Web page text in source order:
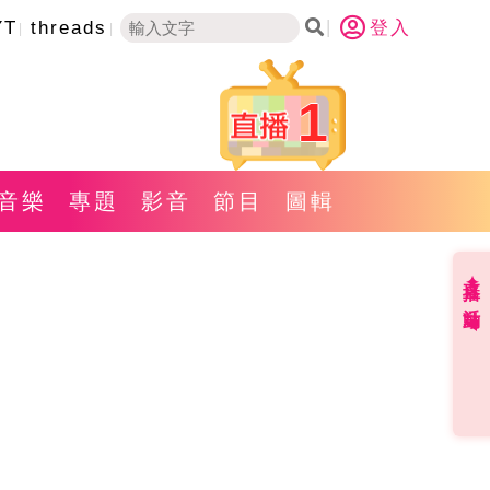
threads 登入
1
樂 專題 影音 節目 圖輯
直播✦活動